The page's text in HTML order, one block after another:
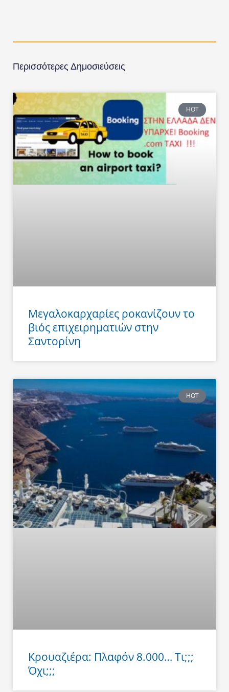
Περισσότερες Δημοσιεύσεις
HOT
Μεγαλοκαρχαρίες ροκανίζουν το
βιός επιχειρηματιών στην
Σαντορίνη
HOT
Κρουαζιέρα: Πλαφόν 8.000… Τι;;;
Όχι;;;